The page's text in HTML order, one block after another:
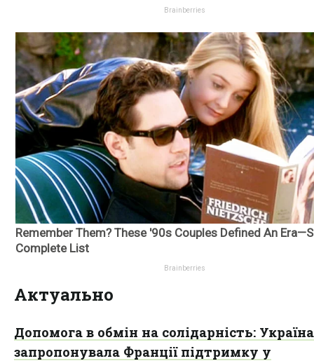
Актуально
Допомога в обмін на солідарність: Україна
запропонувала Франції підтримку у